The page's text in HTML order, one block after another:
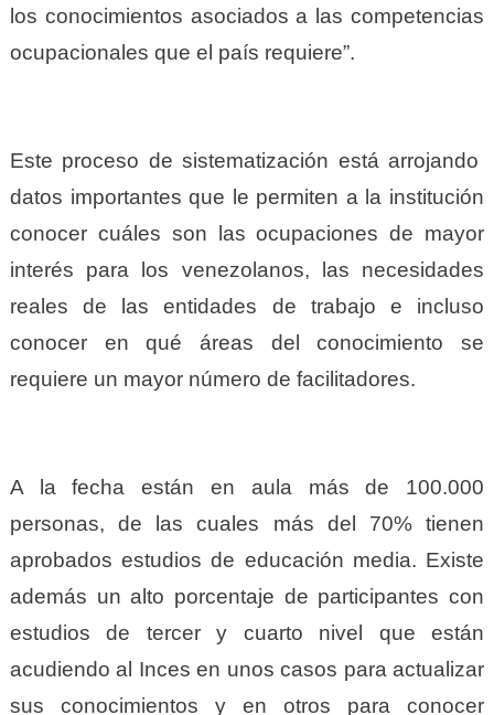
los conocimientos asociados a las competencias
ocupacionales que el país requiere”.
Este proceso de sistematización está arrojando
datos importantes que le permiten a la institución
conocer cuáles son las ocupaciones de mayor
interés para los venezolanos, las necesidades
reales de las entidades de trabajo e incluso
conocer en qué áreas del conocimiento se
requiere un mayor número de facilitadores.
A la fecha están en aula más de 100.000
personas, de las cuales más del 70% tienen
aprobados estudios de educación media. Existe
además un alto porcentaje de participantes con
estudios de tercer y cuarto nivel que están
acudiendo al Inces en unos casos para actualizar
sus conocimientos y en otros para conocer